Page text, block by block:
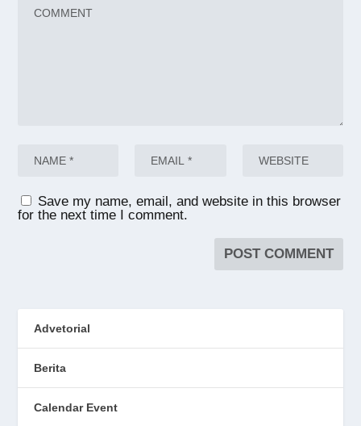
Save my name, email, and website in this browser
for the next time I comment.
Advetorial
Berita
Calendar Event